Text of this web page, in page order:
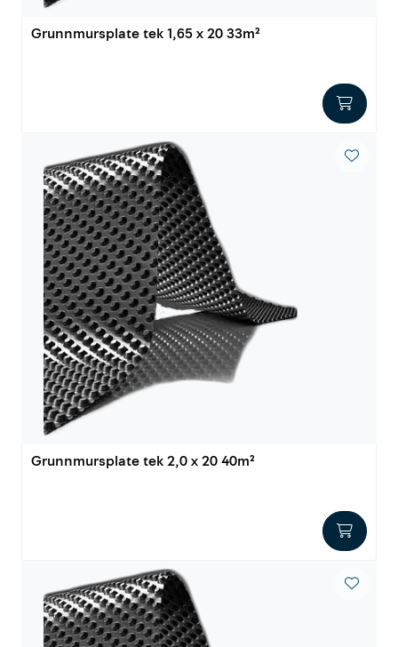
Grunnmursplate tek 1,65 x 20 33m²
Grunnmursplate tek 2,0 x 20 40m²